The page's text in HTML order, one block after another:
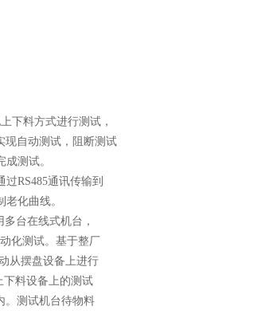
下料方式进行测试，
现自动测试，阻断测试
测试。
RS485通讯传输到
化曲线。
台在线式机台，
化测试。基于整厂
从摆盘设备上进行
下料设备上的测试
。测试机台待物料